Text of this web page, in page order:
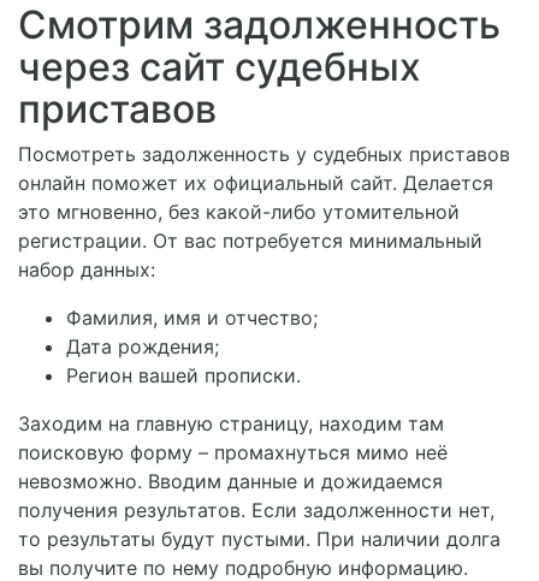
Смотрим задолженность
через сайт судебных
приставов
Посмотреть задолженность у судебных приставов
онлайн поможет их официальный сайт. Делается
это мгновенно, без какой-либо утомительной
регистрации. От вас потребуется минимальный
набор данных:
Фамилия, имя и отчество;
Дата рождения;
Регион вашей прописки.
Заходим на главную страницу, находим там
поисковую форму – промахнуться мимо неё
невозможно. Вводим данные и дожидаемся
получения результатов. Если задолженности нет,
то результаты будут пустыми. При наличии долга
вы получите по нему подробную информацию.